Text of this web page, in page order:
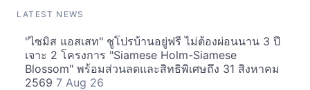
LATEST NEWS
"ไซมิส แอสเสท" ชูโปรบ้านอยู่ฟรี ไม่ต้องผ่อนนาน 3 ปี
เจาะ 2 โครงการ "Siamese Holm-Siamese
Blossom" พร้อมส่วนลดและสิทธิพิเศษถึง 31 สิงหาคม
2569 7 Aug 26